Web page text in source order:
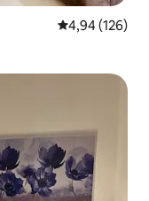
Note
4,94 (126)